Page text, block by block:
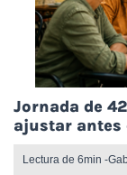
Jornada de
ajustar antes
Lectura de 6min -